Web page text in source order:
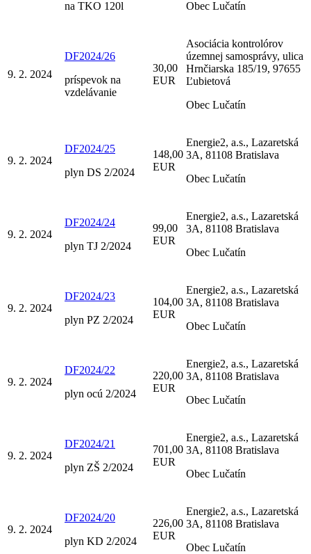
na TKO 120l Obec Lučatín
9. 2. 2024
DF2024/26
príspevok na
vzdelávanie
30,00
EUR
Asociácia kontrolórov
územnej samosprávy, ulica
Hrnčiarska 185/19, 97655
Ľubietová
Obec Lučatín
9. 2. 2024
DF2024/25
plyn DS 2/2024
148,00
EUR
Energie2, a.s., Lazaretská
3A, 81108 Bratislava
Obec Lučatín
9. 2. 2024
DF2024/24
plyn TJ 2/2024
99,00
EUR
Energie2, a.s., Lazaretská
3A, 81108 Bratislava
Obec Lučatín
9. 2. 2024
DF2024/23
plyn PZ 2/2024
104,00
EUR
Energie2, a.s., Lazaretská
3A, 81108 Bratislava
Obec Lučatín
9. 2. 2024
DF2024/22
plyn ocú 2/2024
220,00
EUR
Energie2, a.s., Lazaretská
3A, 81108 Bratislava
Obec Lučatín
9. 2. 2024
DF2024/21
plyn ZŠ 2/2024
701,00
EUR
Energie2, a.s., Lazaretská
3A, 81108 Bratislava
Obec Lučatín
9. 2. 2024
DF2024/20
plyn KD 2/2024
226,00
EUR
Energie2, a.s., Lazaretská
3A, 81108 Bratislava
Obec Lučatín